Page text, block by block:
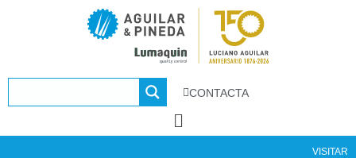
CONTACTA
VISITAR